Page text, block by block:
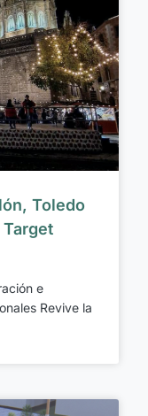
Toledo
e
Revive la